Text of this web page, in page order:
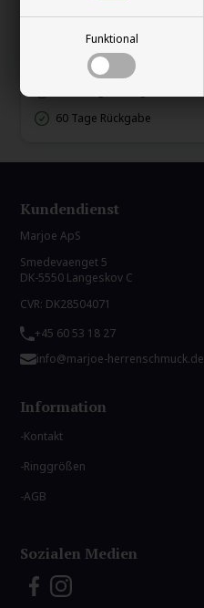
Funktional
E-mark webshop
100% nikkelfrei schmuck
60 Tage Rückgabe
Kundendienst
Marjoe ApS
Smedevaenget 5
DK-5550 Langeskov C
CVR: DK28504071
+45 60 53 18 27
info@marjoe-herrenschmuck.de
Information
Kontakt
Ringgrößen
AGB
Sozialen Medien